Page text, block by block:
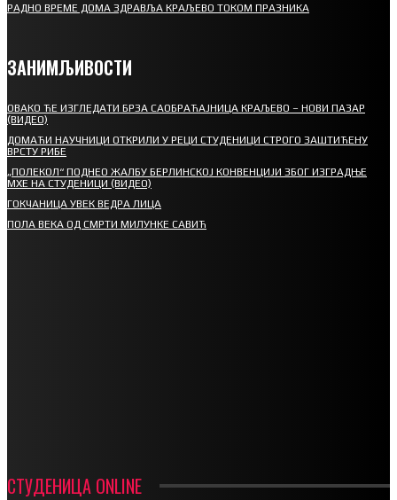
РАДНО ВРЕМЕ ДОМА ЗДРАВЉА КРАЉЕВО ТОКОМ ПРАЗНИКА
ЗАНИМЉИВОСТИ
ОВАКО ЋЕ ИЗГЛЕДАТИ БРЗА САОБРАЋАЈНИЦА КРАЉЕВО – НОВИ ПАЗАР
(ВИДЕО)
ДОМАЋИ НАУЧНИЦИ ОТКРИЛИ У РЕЦИ СТУДЕНИЦИ СТРОГО ЗАШТИЋЕНУ
ВРСТУ РИБЕ
„ПОЛЕКОЛ“ ПОДНЕО ЖАЛБУ БЕРЛИНСКОЈ КОНВЕНЦИЈИ ЗБОГ ИЗГРАДЊЕ
МХЕ НА СТУДЕНИЦИ (ВИДЕО)
ГОКЧАНИЦА УВЕК ВЕДРА ЛИЦА
ПОЛА ВЕКА ОД СМРТИ МИЛУНКЕ САВИЋ
СТУДЕНИЦА ONLINE